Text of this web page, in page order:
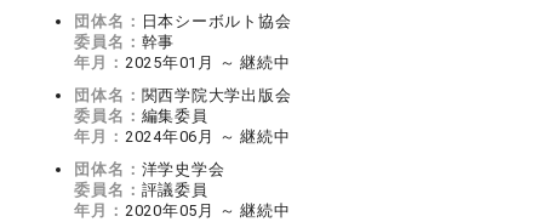
団体名： 日本シーボルト協会
委員名： 幹事
年月： 2025年01月 ～ 継続中
団体名： 関西学院大学出版会
委員名： 編集委員
年月： 2024年06月 ～ 継続中
団体名： 洋学史学会
委員名： 評議委員
年月： 2020年05月 ～ 継続中